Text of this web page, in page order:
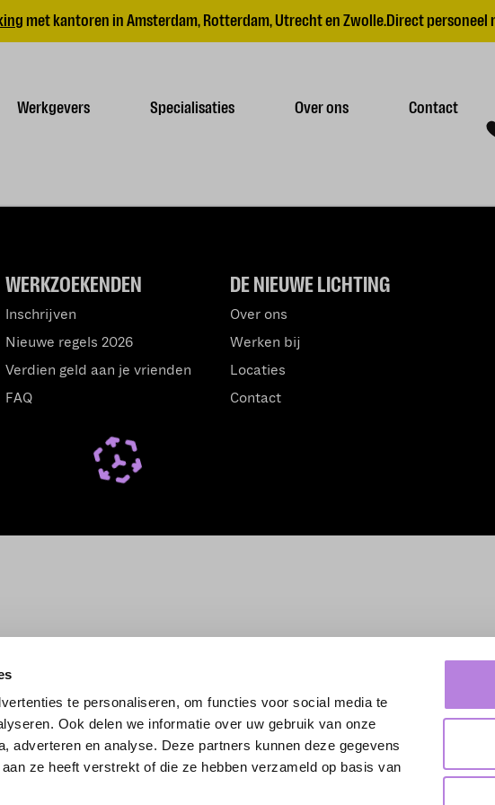
te personaliseren, om functies voor social media te
Ook delen we informatie over uw gebruik van onze
adverteren en analyse. Deze partners kunnen deze gegevens
ze heeft verstrekt of die ze hebben verzameld op basis van
met kantoren in Amsterdam, Rotterdam, Utrecht en Zwolle.Direct personeel
Werkgevers Specialisaties Over ons
Contact
DE NIEUWE LICHTING
Over ons
Werken bij
Locaties
Contact
WERKZOEKENDEN
Inschrijven
Nieuwe regels 2026
Verdien geld aan je vrienden
FAQ